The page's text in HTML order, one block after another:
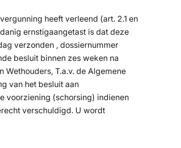
heeft verleend (art. 2.1 en
ernstigaangetast is dat deze
verzonden , dossiernummer
besluit binnen zes weken na
T.a.v. de Algemene
van het besluit aan
voorziening (schorsing) indienen
verschuldigd. U wordt